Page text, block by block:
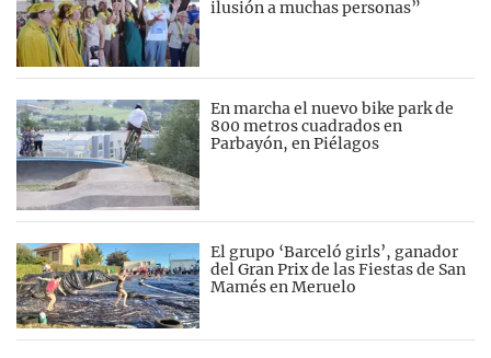
ilusión a muchas personas”
En marcha el nuevo bike park de
800 metros cuadrados en
Parbayón, en Piélagos
El grupo ‘Barceló girls’, ganador
del Gran Prix de las Fiestas de San
Mamés en Meruelo